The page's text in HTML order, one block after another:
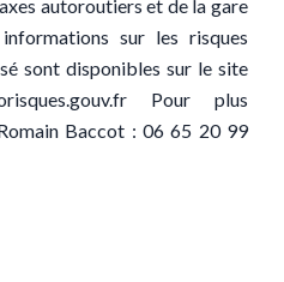
autoroutiers et de la gare
sur les risques
sont disponibles sur le site
Pour plus
Baccot : 06 65 20 99